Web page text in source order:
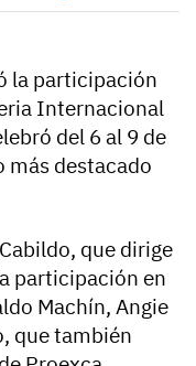
la participación
Internacional
del 6 al 9 de
más destacado
que dirige
participación en
Machín, Angie
que también